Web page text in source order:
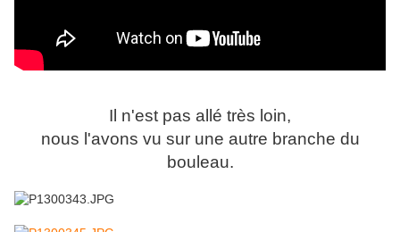
Il n'est pas allé très loin,
nous l'avons vu sur une autre branche du
bouleau.